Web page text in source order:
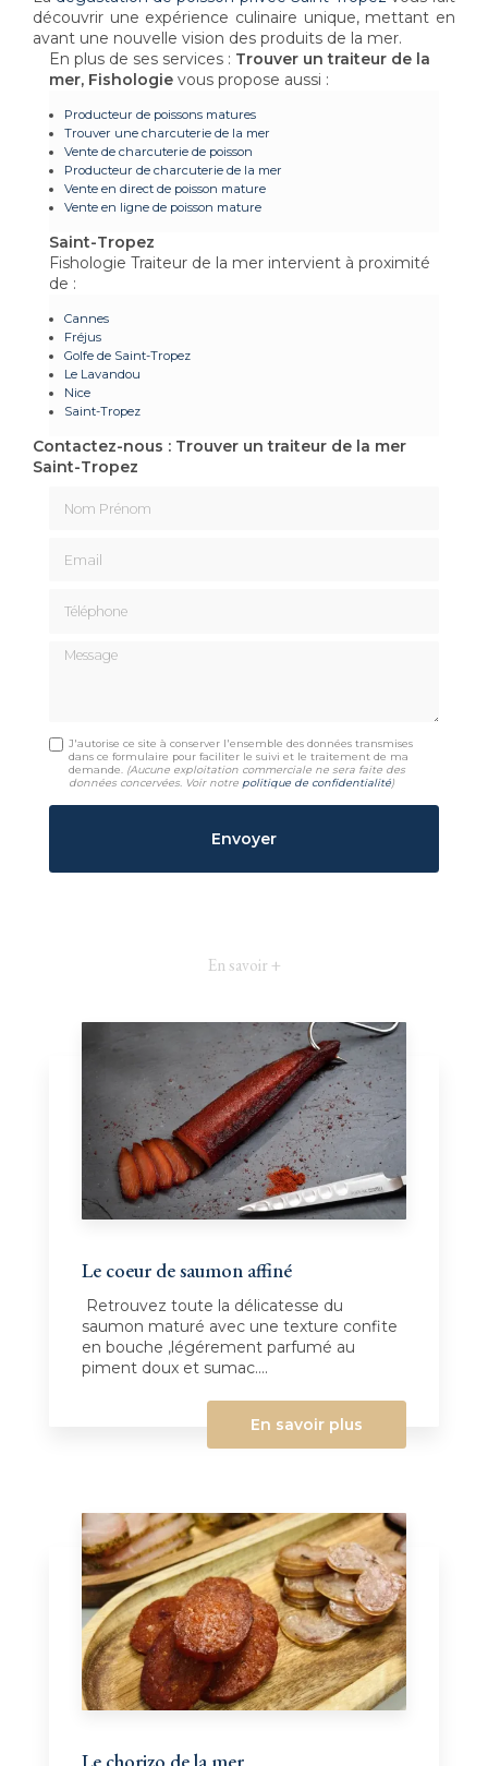
découvrir une expérience culinaire unique, mettant en
avant une nouvelle vision des produits de la mer.
En plus de ses services : Trouver un traiteur de la
mer, Fishologie vous propose aussi :
Producteur de poissons matures
Trouver une charcuterie de la mer
Vente de charcuterie de poisson
Producteur de charcuterie de la mer
Vente en direct de poisson mature
Vente en ligne de poisson mature
Saint-Tropez
Fishologie Traiteur de la mer intervient à proximité
de :
Cannes
Fréjus
Golfe de Saint-Tropez
Le Lavandou
Nice
Saint-Tropez
Contactez-nous : Trouver un traiteur de la mer
Saint-Tropez
Message
J'autorise ce site à conserver l'ensemble des données transmises
dans ce formulaire pour faciliter le suivi et le traitement de ma
demande. (Aucune exploitation commerciale ne sera faite des
données concervées. Voir notre politique de confidentialité)
En savoir +
Le coeur de saumon affiné
Retrouvez toute la délicatesse du
saumon maturé avec une texture confite
en bouche ,légérement parfumé au
piment doux et sumac....
En savoir plus